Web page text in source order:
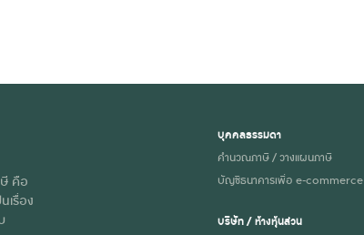
คือ
เรื่อง
บุคคลธรรมดา
คำนวณภาษี / วางแผนภาษี
บัญชีธนาคารเพื่อ e-commerce
บริษัท / ห้างหุ้นส่วน